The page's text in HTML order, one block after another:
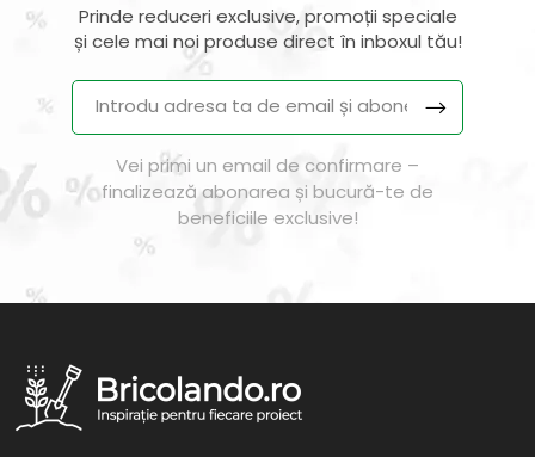
Prinde reduceri exclusive, promoții speciale
și cele mai noi produse direct în inboxul tău!
Vei primi un email de confirmare –
finalizează abonarea și bucură-te de
beneficiile exclusive!